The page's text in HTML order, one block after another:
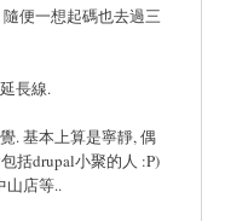
便一想起碼也去過三
長線.
. 基本上算是寧靜, 偶
括drupal小聚的人 :P)
山店等..